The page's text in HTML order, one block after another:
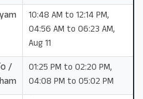
10:48 AM to 12:14 PM,
04:56 AM to 06:23 AM,
Aug 11
/
01:25 PM to 02:20 PM,
04:08 PM to 05:02 PM